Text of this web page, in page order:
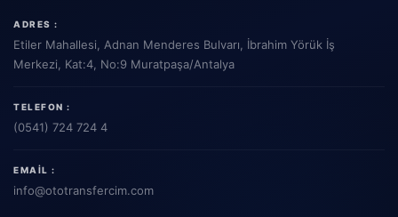
ADRES :
Etiler Mahallesi, Adnan Menderes Bulvarı, İbrahim Yörük İş
Merkezi, Kat:4, No:9 Muratpaşa/Antalya
TELEFON :
(0541) 724 724 4
EMAIL :
info@ototransfercim.com